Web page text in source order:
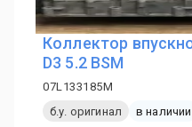
Коллектор
D3 5.2 BSM
07L133185M
б.у. оригинал
в наличии